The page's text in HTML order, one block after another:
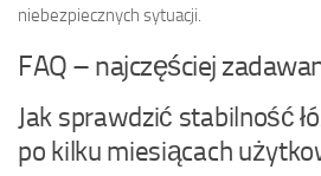
niebezpiecznych sytuacji.
FAQ – najczęściej
Jak sprawdzić stabilność
po kilku miesiącach